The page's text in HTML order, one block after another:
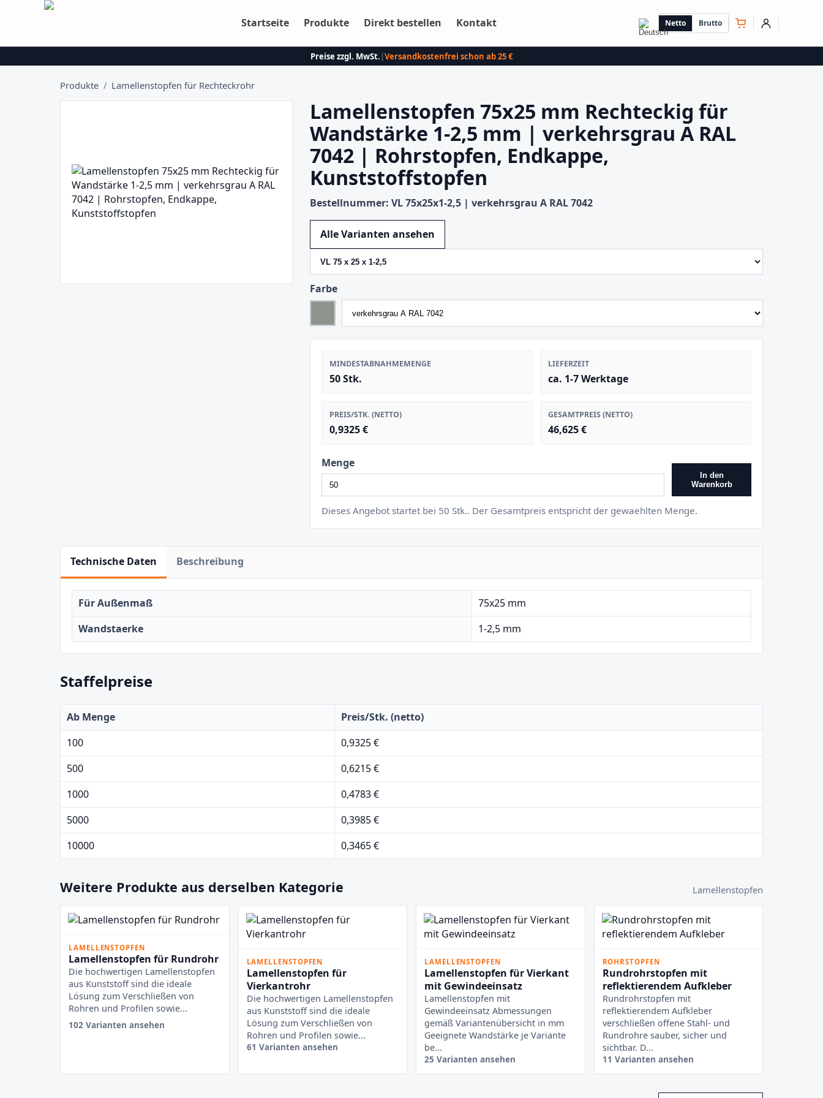
Startseite Produkte Direkt bestellen Kontakt Netto Brutto
Preise zzgl. MwSt. |Versandkostenfrei schon ab 25 €
Produkte / Lamellenstopfen für Rechteckrohr
Lamellenstopfen 75x25 mm Rechteckig für
Wandstärke 1-2,5 mm | verkehrsgrau A RAL
7042 | Rohrstopfen, Endkappe,
Kunststoffstopfen
Bestellnummer: VL 75x25x1-2,5 | verkehrsgrau A RAL 7042
Alle Varianten ansehen
Farbe
MINDESTABNAHMEMENGE
50 Stk.
LIEFERZEIT
ca. 1-7 Werktage
PREIS/STK. (NETTO)
0,9325 €
GESAMTPREIS (NETTO)
46,625 €
Menge
In den
Warenkorb
Dieses Angebot startet bei 50 Stk.. Der Gesamtpreis entspricht der gewaehlten Menge.
Technische Daten Beschreibung
Für Außenmaß
75x25 mm
Wandstaerke
1-2,5 mm
Staffelpreise
Ab Menge
Preis/Stk. (netto)
100
0,9325 €
500
0,6215 €
1000
0,4783 €
5000
0,3985 €
10000
0,3465 €
Weitere Produkte aus derselben Kategorie Lamellenstopfen
LAMELLENSTOPFEN
Lamellenstopfen für Rundrohr
Die hochwertigen Lamellenstopfen
aus Kunststoff sind die ideale
Lösung zum Verschließen von
Rohren und Profilen sowie...
102 Varianten ansehen
LAMELLENSTOPFEN
Lamellenstopfen für
Vierkantrohr
Die hochwertigen Lamellenstopfen
aus Kunststoff sind die ideale
Lösung zum Verschließen von
Rohren und Profilen sowie...
61 Varianten ansehen
LAMELLENSTOPFEN
Lamellenstopfen für Vierkant
mit Gewindeeinsatz
Lamellenstopfen mit
Gewindeeinsatz Abmessungen
gemäß Variantenübersicht in mm
Geeignete Wandstärke je Variante
be...
25 Varianten ansehen
ROHRSTOPFEN
Rundrohrstopfen mit
reflektierendem Aufkleber
Rundrohrstopfen mit
reflektierendem Aufkleber
verschließen offene Stahl- und
Rundrohre sauber, sicher und
sichtbar. D...
11 Varianten ansehen